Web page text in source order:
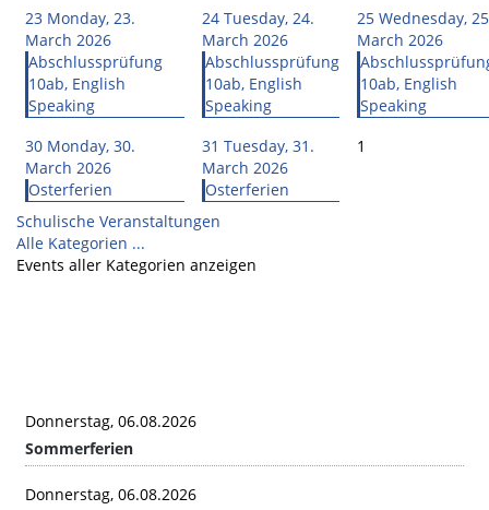
23 Monday, 23.
March 2026
Abschlussprüfung
10ab, English
Speaking
24 Tuesday, 24.
March 2026
Abschlussprüfung
10ab, English
Speaking
25 Wednesday,
March 2026
10ab, English
Speaking
30 Monday, 30.
March 2026
Osterferien
31 Tuesday, 31.
March 2026
Osterferien
1
Schulische Veranstaltungen
Alle Kategorien ...
Events aller Kategorien anzeigen
Donnerstag, 06.08.2026
Sommerferien
Donnerstag, 06.08.2026